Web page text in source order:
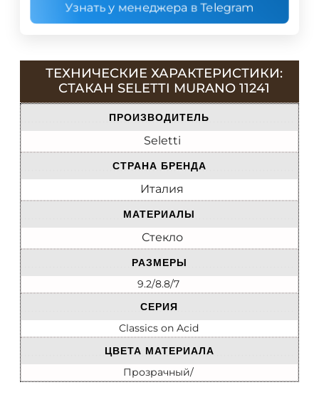
Узнать у менеджера в Telegram
ТЕХНИЧЕСКИЕ ХАРАКТЕРИСТИКИ:
СТАКАН SELETTI MURANO 11241
ПРОИЗВОДИТЕЛЬ
Seletti
СТРАНА БРЕНДА
Италия
МАТЕРИАЛЫ
Стекло
РАЗМЕРЫ
9.2/8.8/7
СЕРИЯ
Classics on Acid
ЦВЕТА МАТЕРИАЛА
Прозрачный/